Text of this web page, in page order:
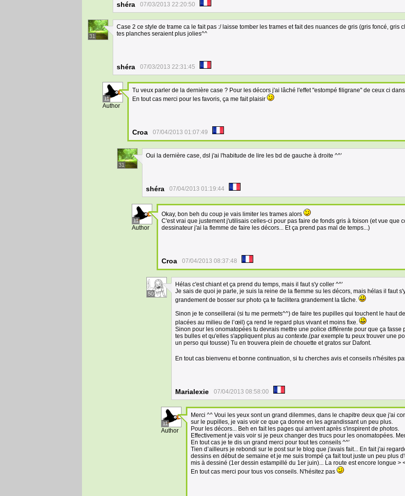
shéra 07/03/2013 22:20:50
31
Case 2 ce style de trame ca le fait pas :/ laisse tomber les trames et fait des nuances de gris (gris foncé, gris
tes planches seraient plus jolies^^
shéra 07/03/2013 22:31:45
11
Author
Tu veux parler de la dernière case ? Pour les décors j'ai lâché l'effet "estompé filigrane" de ceux ci
En tout cas merci pour les favoris, ça me fait plaisir
Croa 07/04/2013 01:07:49
31
Oui la dernière case, dsl j'ai l'habitude de lire les bd de gauche à droite ^^'
shéra 07/04/2013 01:19:44
11
Author
Okay, bon beh du coup je vais limiter les trames alors
C'est vrai que justement j'utilisais celles-ci pour pas faire de fonds gris à foison (et vue que
dessinateur j'ai la flemme de faire les décors... Et ça prend pas mal de temps...)
Croa 07/04/2013 08:37:48
50
Hélas c'est chiant et ça prend du temps, mais il faut s'y coller ^^'
Je sais de quoi je parle, je suis la reine de la flemme su les décors, mais hélas il faut
grandement de bosser sur photo ça te facilitera grandement la tâche.
Sinon je te conseillerai (si tu me permets^^) de faire tes pupilles qui touchent le haut
placées au milieu de l’œil) ça rend le regard plus vivant et moins fixe.
Sinon pour les onomatopées tu devrais mettre une police différente pour que ça fasse
tes bulles et qu'elles s'appliquent plus au contexte.(par exemple tu peux trouver une
un perso qui tousse) Tu en trouvera plein de chouette et gratos sur Dafont.
En tout cas bienvenu et bonne continuation, si tu cherches avis et conseils n'hésites
Marialexie 07/04/2013 08:58:00
11
Author
Merci ^^ Voui les yeux sont un grand dilemmes, dans le chapitre deux que j'ai
sur le pupilles, je vais voir ce que ça donne en les agrandissant un peu plus.
Pour les décors... Beh en fait les pages qui arrivent après s'inspirent de photos.
Effectivement je vais voir si je peux changer des trucs pour les onomatopées.
En tout cas je te dis un grand merci pour tout tes conseils ^^'
Tien d’ailleurs je rebondi sur le post sur le blog que j'avais fait... En fait j'ai
dessins en début de semaine et je me suis trompé ça fait tout juste un peu plus
mis à dessiné (1er dessin estampillé du 1er juin)... La route est encore longue >
En tout cas merci pour tous vos conseils. N'hésitez pas